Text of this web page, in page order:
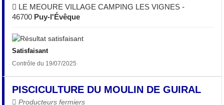
LE MEOURE VILLAGE CAMPING LES VIGNES -
46700 Puy-l'Évêque
Satisfaisant
Contrôle du 19/07/2025
PISCICULTURE DU MOULIN DE GUIRAL
Producteurs fermiers